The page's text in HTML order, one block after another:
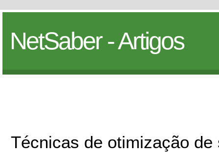
NetSaber - Artigos
Técnicas de otimização de